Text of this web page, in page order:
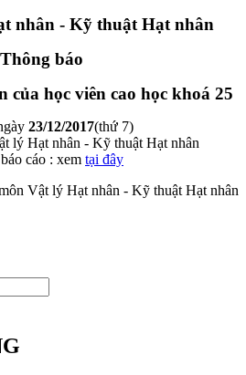
nhân - Kỹ thuật Hạt nhân
Thông báo
của học viên cao học khoá 25
23/12/2017(thứ 7)
lý Hạt nhân - Kỹ thuật Hạt nhân
cáo : xem tại đây
Vật lý Hạt nhân - Kỹ thuật Hạt nhân